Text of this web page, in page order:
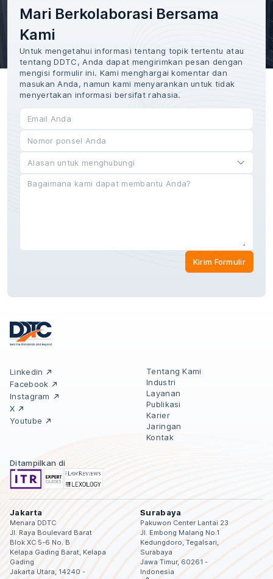
Mari Berkolaborasi Bersama
Kami
Untuk mengetahui informasi tentang topik tertentu atau
tentang DDTC, Anda dapat mengirimkan pesan dengan
mengisi formulir ini. Kami menghargai komentar dan
masukan Anda, namun kami menyarankan untuk tidak
menyertakan informasi bersifat rahasia.
Kirim Formulir
Linkedin
Facebook
Instagram
X
Youtube
Tentang Kami
Industri
Layanan
Publikasi
Karier
Jaringan
Kontak
Ditampilkan di
Jakarta
Menara DDTC
Jl. Raya Boulevard Barat
Blok XC 5-6 No. B
Kelapa Gading Barat, Kelapa
Gading
Jakarta Utara, 14240 -
Surabaya
Pakuwon Center Lantai 23
Jl. Embong Malang No.1
Kedungdoro, Tegalsari,
Surabaya
Jawa Timur, 60261 -
Indonesia